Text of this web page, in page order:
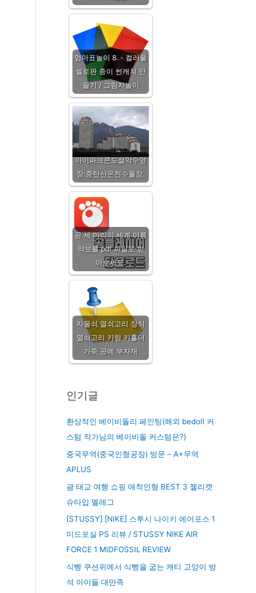
엄마표놀이 8. - 컬러풀
셀로판 종이 썬캐쳐 만
들기 / 그림자놀이
아이파크콘도설악수영
장:중탄산온천수풀장.
곰 세 마리의 세계 이름
악보를 pdf 파일로 받
아보세요.
자물쇠 열쇠고리 장식
열쇠고리 키링 키홀더
가죽 공예 부자재
인기글
환상적인 베이비돌리 페인팅(해외 bedoll 커
스텀 작가님의 베이비돌 커스텀은?)
중국무역(중국인형공장) 방문 – A+무역
APLUS
괌 태교 여행 쇼핑 애착인형 BEST 3 젤리캣
슈타입 멜레그
[STUSSY] [NIKE] 스투시 나이키 에어포스 1
미드포실 PS 리뷰 / STUSSY NIKE AIR
FORCE 1 MIDFOSSIL REVIEW
식빵 쿠션위에서 식빵을 굽는 캐티 고양이 방
석 아이들 대만족